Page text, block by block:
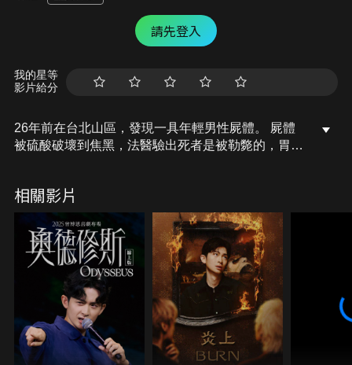
請先登入
我的星等
影片給分
26年前在台北山區，發現一具年輕男性屍體。 屍體
被硫酸破壞到焦黑，法醫驗出死者是被勒斃的，胃部
紋，確認死者就是年僅22歲的汽車業務員徐志忠。
相關影片